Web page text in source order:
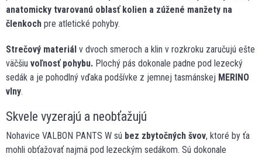
anatomicky tvarovanú oblasť kolien a zúžené manžety na
členkoch pre atletické pohyby.
Strečový materiál v dvoch smeroch a klin v rozkroku zaručujú ešte
väčšiu voľnosť pohybu. Plochý pás dokonale padne pod lezecký
sedák a je pohodlný vďaka podšívke z jemnej tasmánskej MERINO
vlny.
Skvele vyzerajú a neobťažujú
Nohavice VALBON PANTS W sú bez zbytočných švov, ktoré by ťa
mohli obťažovať najmä pod lezeckým sedákom. Sú dokonale